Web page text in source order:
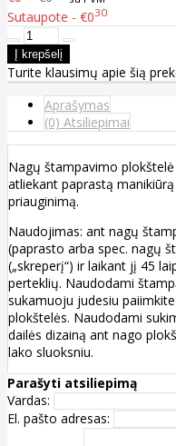
Sutaupote - €030
Turite klausimų apie šią
Aprašymas
(0) Atsiliepimai
Nagų štampavimo
atliekant paprastą
priauginimą.
Naudojimas: ant nagų
(paprasto arba spec. nagų
(„skreperį“) ir laikant jį 45
perteklių. Naudodami
sukamuoju judesiu
plokštelės. Naudodami
dailės dizainą ant nago
lako sluoksniu.
Parašyti atsiliepimą
Vardas:
El. pašto adresas: